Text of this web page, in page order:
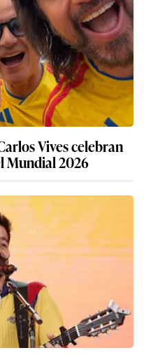
Vives celebran
Mundial 2026